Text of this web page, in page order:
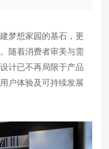
梦想家园的基石，更
随着消费者审美与需
计已不再局限于产品
户体验及可持续发展